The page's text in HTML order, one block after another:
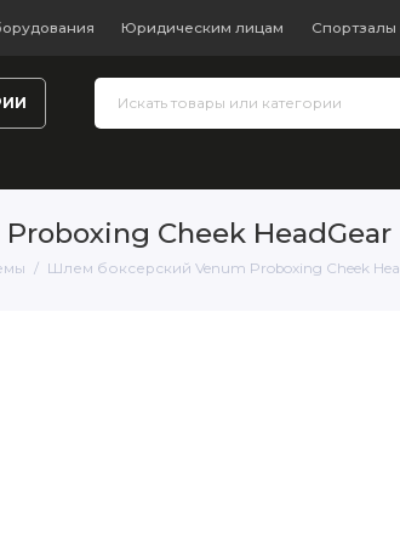
Юридическим лицам
Cheek
Шлем боксерский Venum Proboxing Cheek